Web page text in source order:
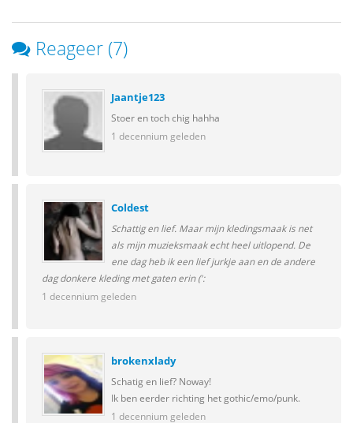
Reageer (7)
Jaantje123
Stoer en toch chig hahha
1 decennium geleden
Coldest
Schattig en lief. Maar mijn kledingsmaak is net
als mijn muzieksmaak echt heel uitlopend. De
ene dag heb ik een lief jurkje aan en de andere
dag donkere kleding met gaten erin (':
1 decennium geleden
brokenxlady
Schatig en lief? Noway!
Ik ben eerder richting het gothic/emo/punk.
1 decennium geleden